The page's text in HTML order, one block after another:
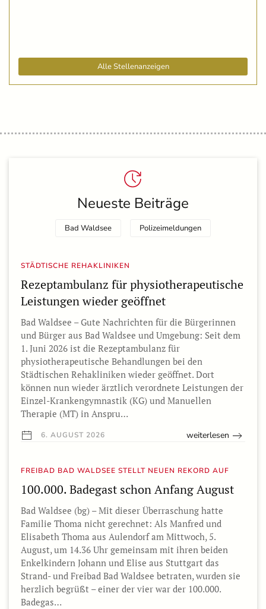
Alle Stellenanzeigen
Neueste Beiträge
Bad Waldsee Polizeimeldungen
STÄDTISCHE REHAKLINIKEN
Rezeptambulanz für physiotherapeutische
Leistungen wieder geöffnet
Bad Waldsee – Gute Nachrichten für die Bürgerinnen
und Bürger aus Bad Waldsee und Umgebung: Seit dem
1. Juni 2026 ist die Rezeptambulanz für
physiotherapeutische Behandlungen bei den
Städtischen Rehakliniken wieder geöffnet. Dort
können nun wieder ärztlich verordnete Leistungen der
Einzel-Krankengymnastik (KG) und Manuellen
Therapie (MT) in Anspru…
6. AUGUST 2026 weiterlesen
FREIBAD BAD WALDSEE STELLT NEUEN REKORD AUF
100.000. Badegast schon Anfang August
Bad Waldsee (bg) – Mit dieser Überraschung hatte
Familie Thoma nicht gerechnet: Als Manfred und
Elisabeth Thoma aus Aulendorf am Mittwoch, 5.
August, um 14.36 Uhr gemeinsam mit ihren beiden
Enkelkindern Johann und Elise aus Stuttgart das
Strand- und Freibad Bad Waldsee betraten, wurden sie
herzlich begrüßt – einer der vier war der 100.000.
Badegas…